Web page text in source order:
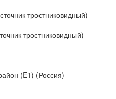
тростниковидный)
тростниковидный)
(E1) (Россия)